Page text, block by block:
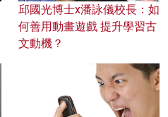
邱國光博士x潘詠儀校長：如
何善用動畫遊戲 提升學習古
文動機？